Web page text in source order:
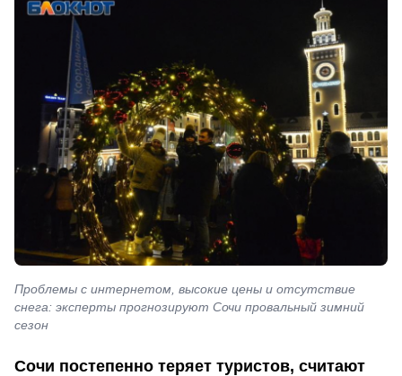
Проблемы с интернетом, высокие цены и отсутствие
снега: эксперты прогнозируют Сочи провальный зимний
сезон
Сочи постепенно теряет туристов, считают